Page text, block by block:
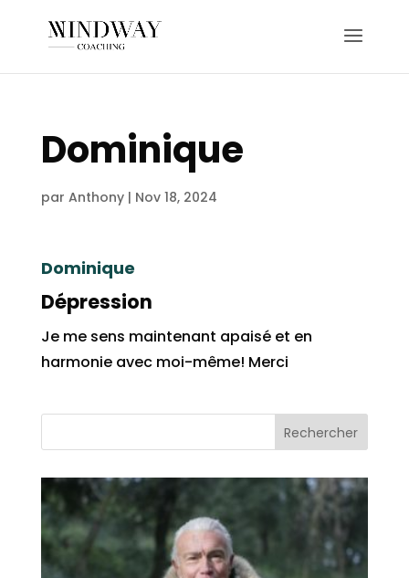
Dominique
par Anthony| Nov 18, 2024
Dominique
Dépression
Je me sens maintenant apaisé et en
harmonie avec moi-même! Merci